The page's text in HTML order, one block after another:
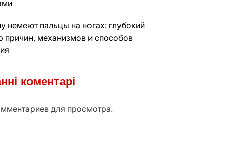
немеют пальцы на ногах: глубокий
причин, механизмов и способов
коментарі
для просмотра.